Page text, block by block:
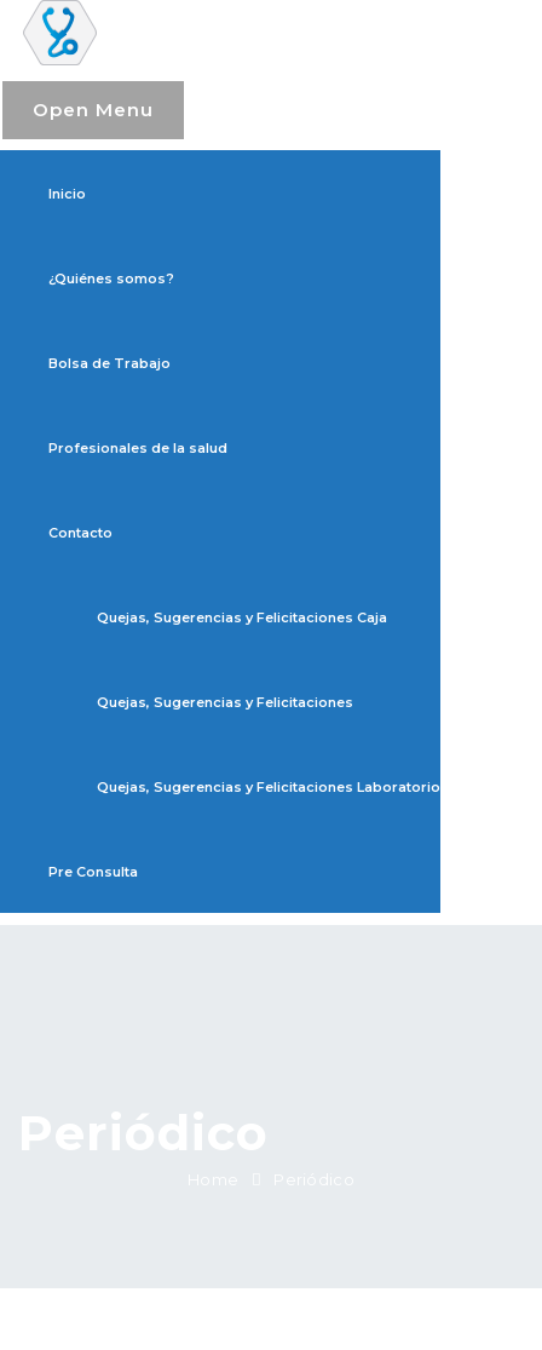
Open Menu
Inicio
¿Quiénes somos?
Bolsa de Trabajo
Profesionales de la salud
Contacto
Quejas, Sugerencias y Felicitaciones Caja
Quejas, Sugerencias y Felicitaciones
Quejas, Sugerencias y Felicitaciones Laboratorio
Pre Consulta